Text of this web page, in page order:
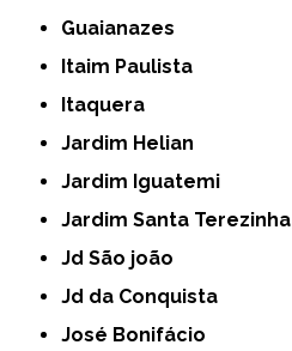
Guaianazes
Itaim Paulista
Itaquera
Jardim Helian
Jardim Iguatemi
Jardim Santa Terezinha
Jd São joão
Jd da Conquista
José Bonifácio